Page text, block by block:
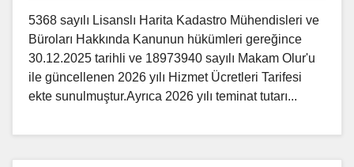
5368 sayılı Lisanslı Harita Kadastro Mühendisleri ve
Büroları Hakkında Kanunun hükümleri gereğince
30.12.2025 tarihli ve 18973940 sayılı Makam Olur'u
ile güncellenen 2026 yılı Hizmet Ücretleri Tarifesi
ekte sunulmuştur.Ayrıca 2026 yılı teminat tutarı...